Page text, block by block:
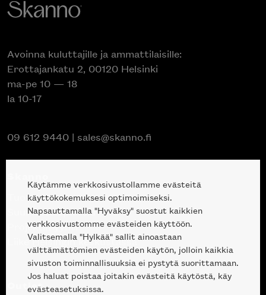
Avoinna kuluttajille ja ammattilaisille:
Erottajankatu 2, 00120 Helsinki
ma-pe 10 — 18
la 10-17
09 612 9440 | sales@skanno.fi
Tuotteet
Suunnittelupalvelu
Projektimyynti
Liike Helsingin keskustassa
Outlet
Käytämme verkkosivustollamme evästeitä
käyttökokemuksesi optimoimiseksi.
Napsauttamalla "Hyväksy" suostut kaikkien
verkkosivustomme evästeiden käyttöön.
Valitsemalla "Hylkää" sallit ainoastaan
välttämättömien evästeiden käytön, jolloin kaikkia
sivuston toiminnallisuuksia ei pystytä suorittamaan.
Jos haluat poistaa joitakin evästeitä käytöstä, käy
evästeasetuksissa.